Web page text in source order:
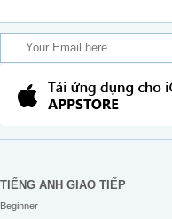
TIẾNG ANH GIAO TIẾP
Beginner